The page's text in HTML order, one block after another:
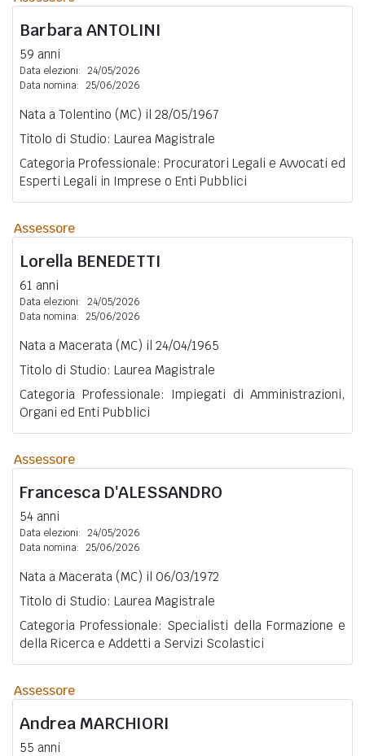
BarbaraANTOLINI
59 anni
Data elezioni: 24/05/2026
Data nomina: 25/06/2026
Nata a Tolentino (MC) il 28/05/1967
Titolo di Studio: Laurea Magistrale
Categoria Professionale: Procuratori Legali e Avvocati ed
Esperti Legali in Imprese o Enti Pubblici
Assessore
Lorella BENEDETTI
61 anni
Data elezioni: 24/05/2026
Data nomina: 25/06/2026
Nata a Macerata (MC) il 24/04/1965
Titolo di Studio: Laurea Magistrale
Categoria Professionale: Impiegati di Amministrazioni,
Organi ed Enti Pubblici
Assessore
Francesca D'ALESSANDRO
54 anni
Data elezioni: 24/05/2026
Data nomina: 25/06/2026
Nata a Macerata (MC) il 06/03/1972
Titolo di Studio: Laurea Magistrale
Categoria Professionale: Specialisti della Formazione e
della Ricerca e Addetti a Servizi Scolastici
Assessore
Andrea MARCHIORI
55 anni